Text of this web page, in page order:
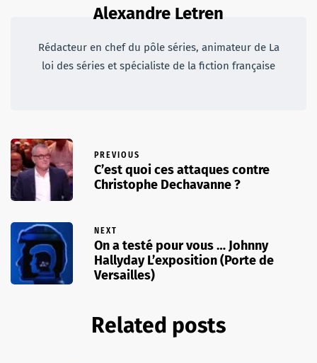
Alexandre Letren
Rédacteur en chef du pôle séries, animateur de La
loi des séries et spécialiste de la fiction française
PREVIOUS
C’est quoi ces attaques contre
Christophe Dechavanne ?
NEXT
On a testé pour vous … Johnny
Hallyday L’exposition (Porte de
Versailles)
Related posts